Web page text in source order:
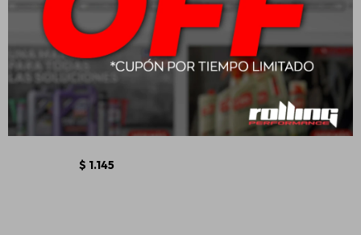
Wurth Restaurador De
Plastico Express 250ml
$ 1.145